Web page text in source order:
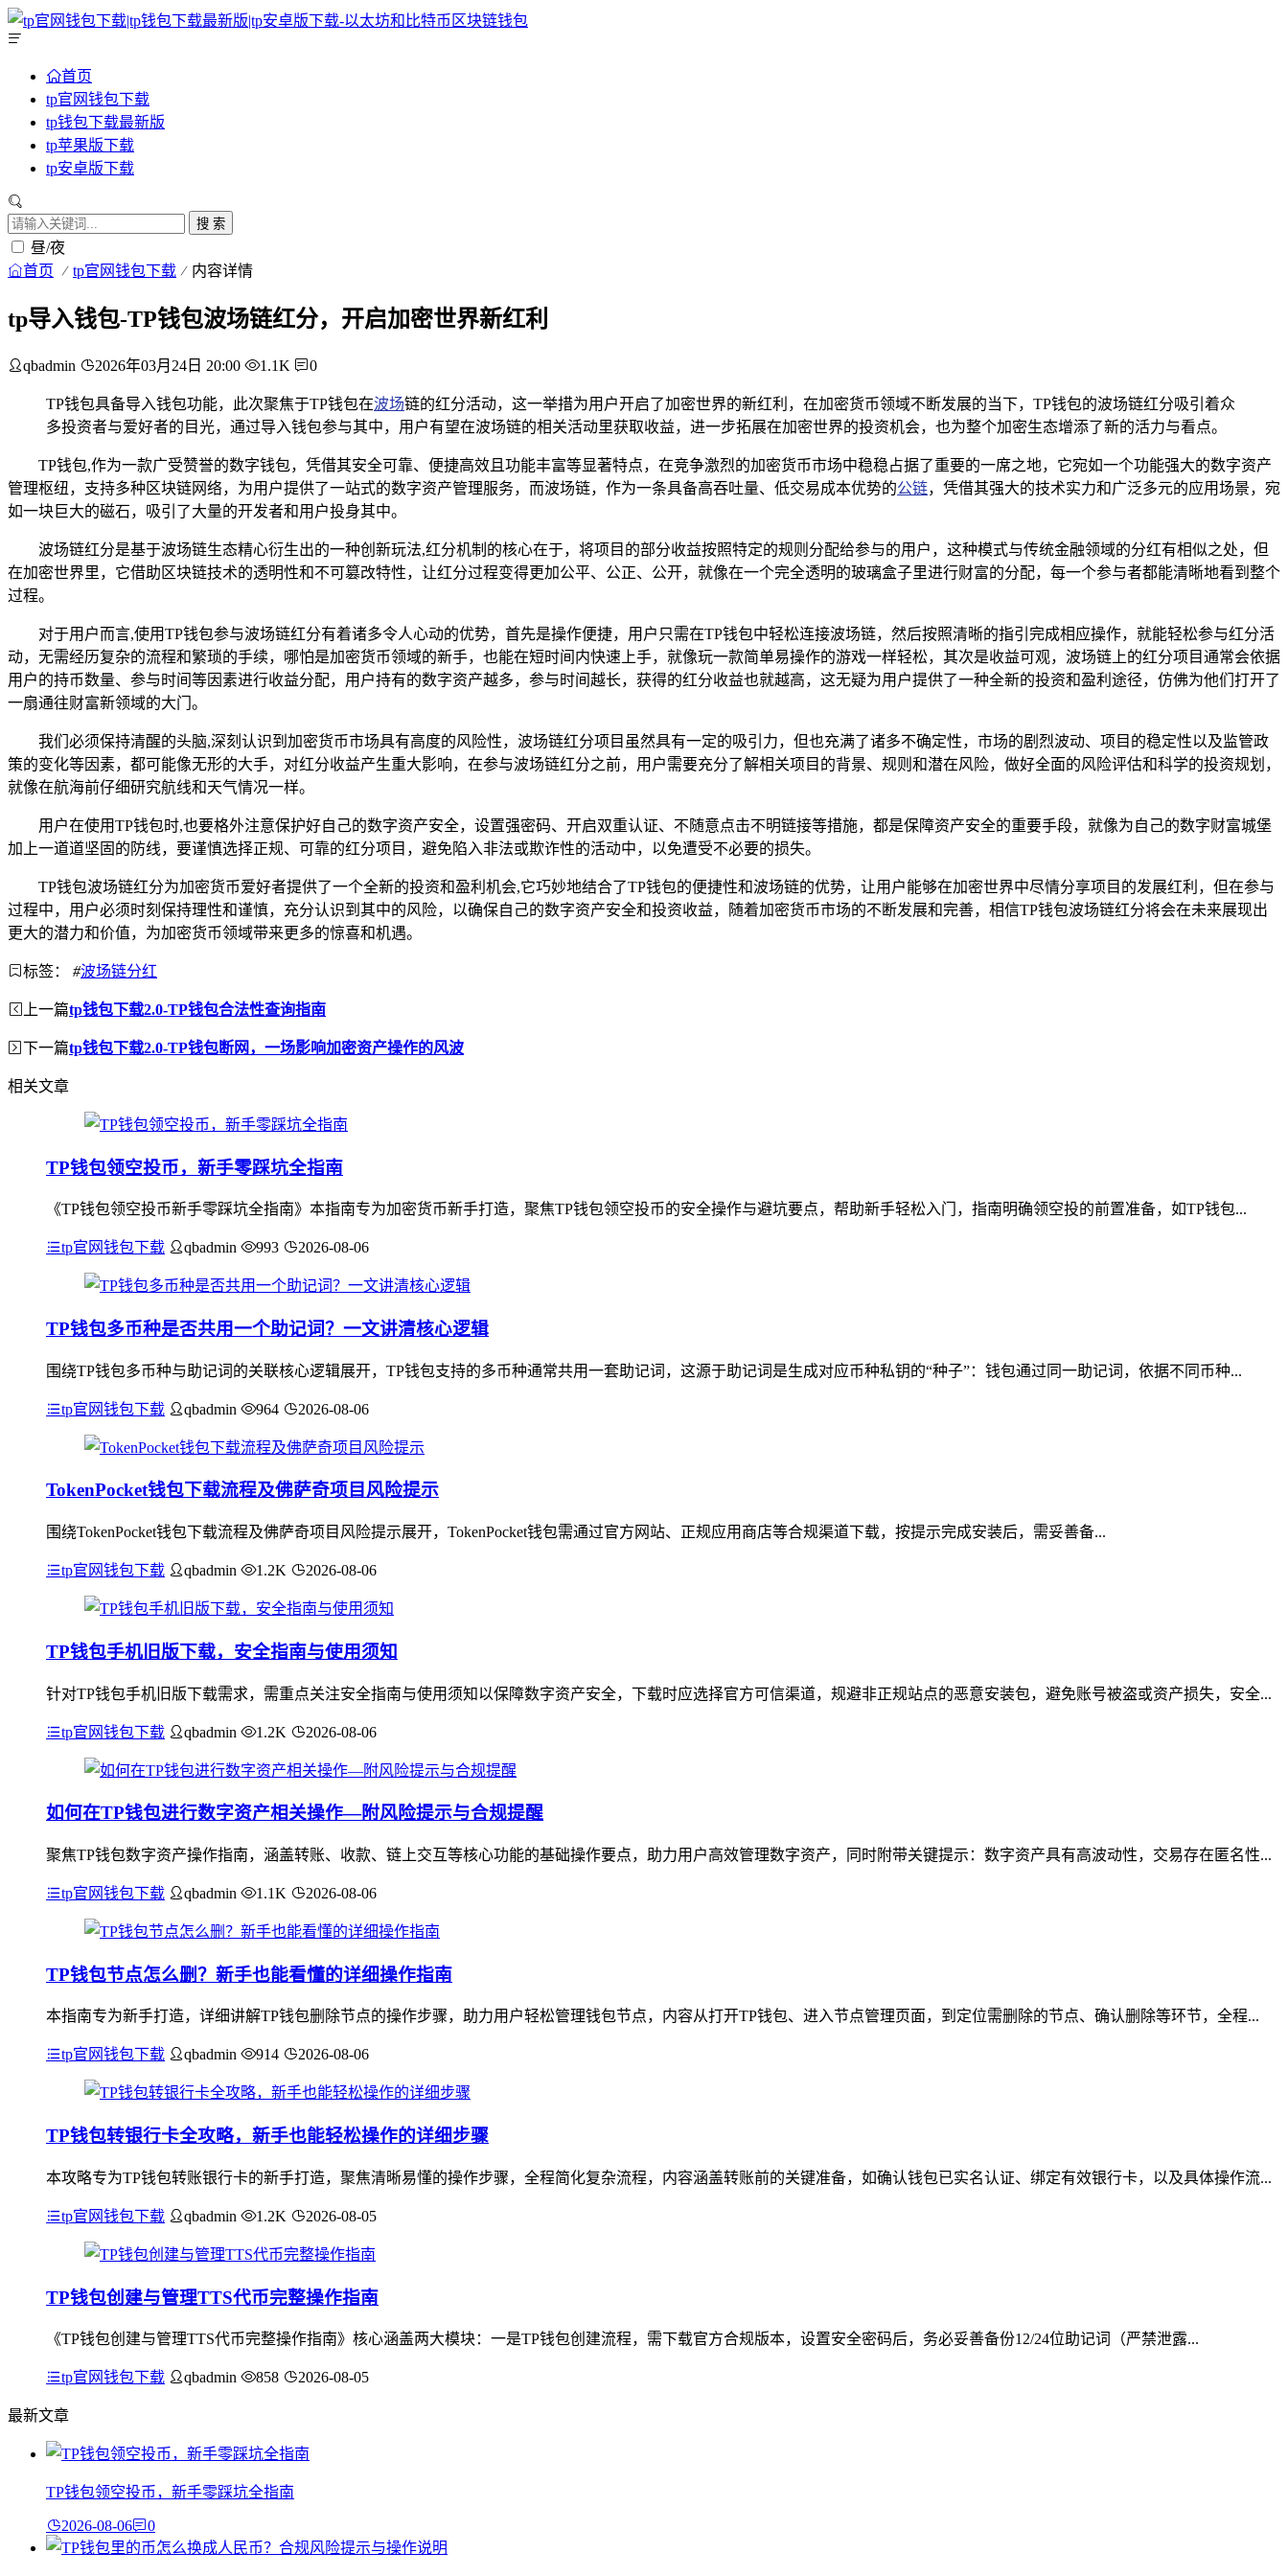
首页
tp官网钱包下载
tp钱包下载最新版
tp苹果版下载
tp安卓版下载
搜 索
昼/夜
首页 tp官网钱包下载 内容详情
tp导入钱包-TP钱包波场链红分，开启加密世界新红利
qbadmin 2026年03月24日 20:00 1.1K 0
TP钱包具备导入钱包功能，此次聚焦于TP钱包在波场链的红分活动，这一举措为用户开启了加密世界的新红利，在加密货币领域不断发展的当下，TP钱包的波场链红分吸引着众
多投资者与爱好者的目光，通过导入钱包参与其中，用户有望在波场链的相关活动里获取收益，进一步拓展在加密世界的投资机会，也为整个加密生态增添了新的活力与看点。
TP钱包,作为一款广受赞誉的数字钱包，凭借其安全可靠、便捷高效且功能丰富等显著特点，在竞争激烈的加密货币市场中稳稳占据了重要的一席之地，它宛如一个功能强大的数字资产
管理枢纽，支持多种区块链网络，为用户提供了一站式的数字资产管理服务，而波场链，作为一条具备高吞吐量、低交易成本优势的公链，凭借其强大的技术实力和广泛多元的应用场景，宛
如一块巨大的磁石，吸引了大量的开发者和用户投身其中。
波场链红分是基于波场链生态精心衍生出的一种创新玩法,红分机制的核心在于，将项目的部分收益按照特定的规则分配给参与的用户，这种模式与传统金融领域的分红有相似之处，但
在加密世界里，它借助区块链技术的透明性和不可篡改特性，让红分过程变得更加公平、公正、公开，就像在一个完全透明的玻璃盒子里进行财富的分配，每一个参与者都能清晰地看到整个
过程。
对于用户而言,使用TP钱包参与波场链红分有着诸多令人心动的优势，首先是操作便捷，用户只需在TP钱包中轻松连接波场链，然后按照清晰的指引完成相应操作，就能轻松参与红分活
动，无需经历复杂的流程和繁琐的手续，哪怕是加密货币领域的新手，也能在短时间内快速上手，就像玩一款简单易操作的游戏一样轻松，其次是收益可观，波场链上的红分项目通常会依据
用户的持币数量、参与时间等因素进行收益分配，用户持有的数字资产越多，参与时间越长，获得的红分收益也就越高，这无疑为用户提供了一种全新的投资和盈利途径，仿佛为他们打开了
一扇通往财富新领域的大门。
我们必须保持清醒的头脑,深刻认识到加密货币市场具有高度的风险性，波场链红分项目虽然具有一定的吸引力，但也充满了诸多不确定性，市场的剧烈波动、项目的稳定性以及监管政
策的变化等因素，都可能像无形的大手，对红分收益产生重大影响，在参与波场链红分之前，用户需要充分了解相关项目的背景、规则和潜在风险，做好全面的风险评估和科学的投资规划，
就像在航海前仔细研究航线和天气情况一样。
用户在使用TP钱包时,也要格外注意保护好自己的数字资产安全，设置强密码、开启双重认证、不随意点击不明链接等措施，都是保障资产安全的重要手段，就像为自己的数字财富城堡
加上一道道坚固的防线，要谨慎选择正规、可靠的红分项目，避免陷入非法或欺诈性的活动中，以免遭受不必要的损失。
TP钱包波场链红分为加密货币爱好者提供了一个全新的投资和盈利机会,它巧妙地结合了TP钱包的便捷性和波场链的优势，让用户能够在加密世界中尽情分享项目的发展红利，但在参与
过程中，用户必须时刻保持理性和谨慎，充分认识到其中的风险，以确保自己的数字资产安全和投资收益，随着加密货币市场的不断发展和完善，相信TP钱包波场链红分将会在未来展现出
更大的潜力和价值，为加密货币领域带来更多的惊喜和机遇。
标签： #波场链分红
上一篇tp钱包下载2.0-TP钱包合法性查询指南
下一篇tp钱包下载2.0-TP钱包断网，一场影响加密资产操作的风波
相关文章
TP钱包领空投币，新手零踩坑全指南
《TP钱包领空投币新手零踩坑全指南》本指南专为加密货币新手打造，聚焦TP钱包领空投币的安全操作与避坑要点，帮助新手轻松入门，指南明确领空投的前置准备，如TP钱包...
tp官网钱包下载 qbadmin 993 2026-08-06
TP钱包多币种是否共用一个助记词？一文讲清核心逻辑
围绕TP钱包多币种与助记词的关联核心逻辑展开，TP钱包支持的多币种通常共用一套助记词，这源于助记词是生成对应币种私钥的“种子”：钱包通过同一助记词，依据不同币种...
tp官网钱包下载 qbadmin 964 2026-08-06
TokenPocket钱包下载流程及佛萨奇项目风险提示
围绕TokenPocket钱包下载流程及佛萨奇项目风险提示展开，TokenPocket钱包需通过官方网站、正规应用商店等合规渠道下载，按提示完成安装后，需妥善备...
tp官网钱包下载 qbadmin 1.2K 2026-08-06
TP钱包手机旧版下载，安全指南与使用须知
针对TP钱包手机旧版下载需求，需重点关注安全指南与使用须知以保障数字资产安全，下载时应选择官方可信渠道，规避非正规站点的恶意安装包，避免账号被盗或资产损失，安全...
tp官网钱包下载 qbadmin 1.2K 2026-08-06
如何在TP钱包进行数字资产相关操作—附风险提示与合规提醒
聚焦TP钱包数字资产操作指南，涵盖转账、收款、链上交互等核心功能的基础操作要点，助力用户高效管理数字资产，同时附带关键提示：数字资产具有高波动性，交易存在匿名性...
tp官网钱包下载 qbadmin 1.1K 2026-08-06
TP钱包节点怎么删？新手也能看懂的详细操作指南
本指南专为新手打造，详细讲解TP钱包删除节点的操作步骤，助力用户轻松管理钱包节点，内容从打开TP钱包、进入节点管理页面，到定位需删除的节点、确认删除等环节，全程...
tp官网钱包下载 qbadmin 914 2026-08-06
TP钱包转银行卡全攻略，新手也能轻松操作的详细步骤
本攻略专为TP钱包转账银行卡的新手打造，聚焦清晰易懂的操作步骤，全程简化复杂流程，内容涵盖转账前的关键准备，如确认钱包已实名认证、绑定有效银行卡，以及具体操作流...
tp官网钱包下载 qbadmin 1.2K 2026-08-05
TP钱包创建与管理TTS代币完整操作指南
《TP钱包创建与管理TTS代币完整操作指南》核心涵盖两大模块：一是TP钱包创建流程，需下载官方合规版本，设置安全密码后，务必妥善备份12/24位助记词（严禁泄露...
tp官网钱包下载 qbadmin 858 2026-08-05
最新文章
TP钱包领空投币，新手零踩坑全指南
2026-08-06 0